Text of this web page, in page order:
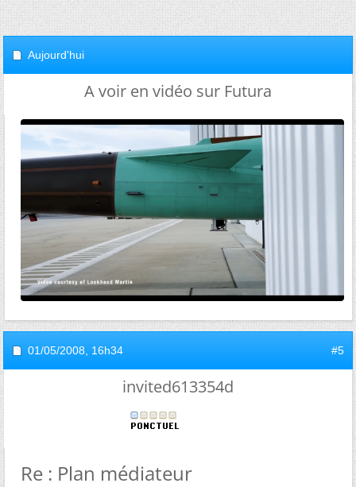
Aujourd'hui
A voir en vidéo sur Futura
01/05/2008, 16h34 #5
invited613354d
Re : Plan médiateur